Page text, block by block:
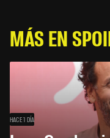
MÁS EN
HACE 1 DÍA